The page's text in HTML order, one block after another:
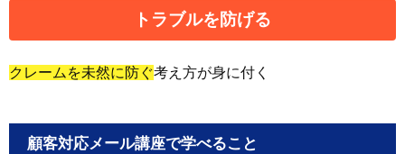
トラブルを防げる
クレームを未然に防ぐ考え方が身に付く
顧客対応メール講座で学べること